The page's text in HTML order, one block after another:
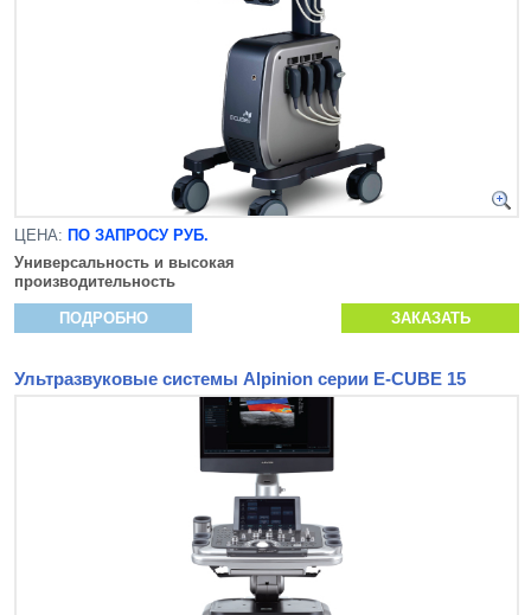
ЦЕНА: ПО ЗАПРОСУ РУБ.
Универсальность и высокая
производительность
ПОДРОБНО ЗАКАЗАТЬ
Ультразвуковые системы Alpinion серии E-CUBE 15